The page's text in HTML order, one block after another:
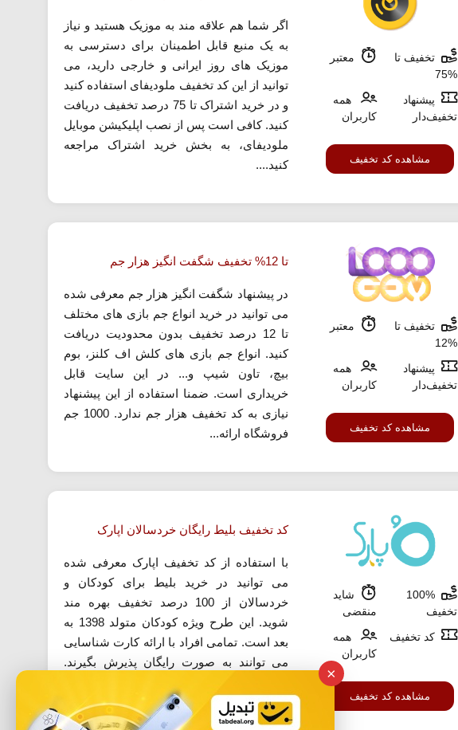
تخفیف تا
%75
معتبر
پیشنهاد
تخفیف‌دار
همه
کاربران
مشاهده کد تخفیف
اگر شما هم علاقه مند به موزیک هستید و نیاز
به یک منبع قابل اطمینان برای دسترسی به
موزیک های روز ایرانی و خارجی دارید، می
توانید از این کد تخفیف ملودیفای استفاده کنید
و در خرید اشتراک تا 75 درصد تخفیف دریافت
کنید. کافی است پس از نصب اپلیکیشن موبایل
ملودیفای، به بخش خرید اشتراک مراجعه
کنید....
تخفیف تا
%12
معتبر
پیشنهاد
تخفیف‌دار
همه
کاربران
مشاهده کد تخفیف
تا 12% تخفیف شگفت انگیز هزار جم
در پیشنهاد شگفت انگیز هزار جم معرفی شده
می توانید در خرید انواع جم بازی های مختلف
تا 12 درصد تخفیف بدون محدودیت دریافت
کنید. انواع جم بازی های کلش اف کلنز، بوم
بیچ، تاون شیپ و... در این سایت قابل
خریداری است. ضمنا استفاده از این پیشنهاد
نیازی به کد تخفیف هزار جم ندارد. 1000 جم
فروشگاه ارائه...
100%
تخفیف
شاید
منقضی
کد تخفیف
همه
کاربران
مشاهده کد تخفیف
کد تخفیف بلیط رایگان خردسالان اپارک
با استفاده از کد تخفیف اپارک معرفی شده
می توانید در خرید بلیط برای کودکان و
خردسالان از 100 درصد تخفیف بهره مند
شوید. این طرح ویژه کودکان متولد 1398 به
بعد است. تمامی افراد با ارائه کارت شناسایی
می توانند به صورت رایگان پذیرش بگیرند.
طرح محدود است.
×